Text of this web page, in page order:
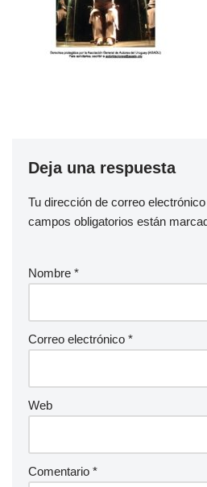
Deja una respuesta
Tu dirección de correo
campos obligatorios están
Nombre *
Correo electrónico *
Web
Comentario *